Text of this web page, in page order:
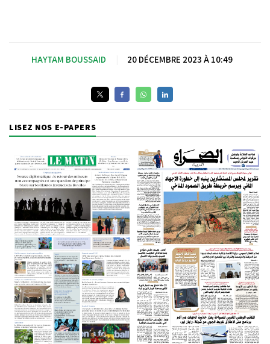
HAYTAM BOUSSAID 20 DÉCEMBRE 2023 À 10:49
LISEZ NOS E-PAPERS